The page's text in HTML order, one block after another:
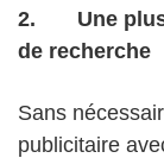
2. Une
de recherche
Sans
publicitaire